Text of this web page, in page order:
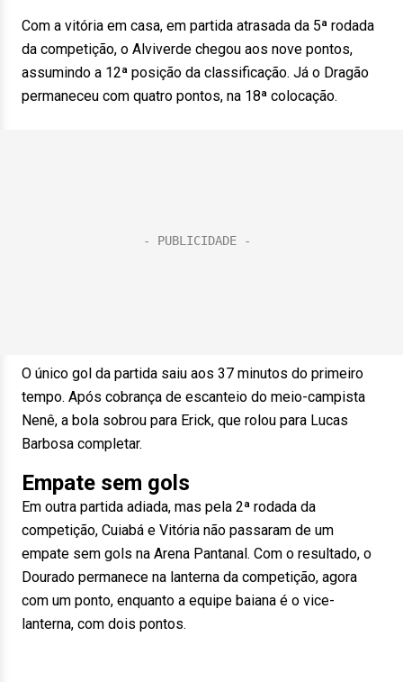
Com a vitória em casa, em partida atrasada da 5ª rodada
da competição, o Alviverde chegou aos nove pontos,
assumindo a 12ª posição da classificação. Já o Dragão
permaneceu com quatro pontos, na 18ª colocação.
O único gol da partida saiu aos 37 minutos do primeiro
tempo. Após cobrança de escanteio do meio-campista
Nenê, a bola sobrou para Erick, que rolou para Lucas
Barbosa completar.
Empate sem gols
Em outra partida adiada, mas pela 2ª rodada da
competição, Cuiabá e Vitória não passaram de um
empate sem gols na Arena Pantanal. Com o resultado, o
Dourado permanece na lanterna da competição, agora
com um ponto, enquanto a equipe baiana é o vice-
lanterna, com dois pontos.